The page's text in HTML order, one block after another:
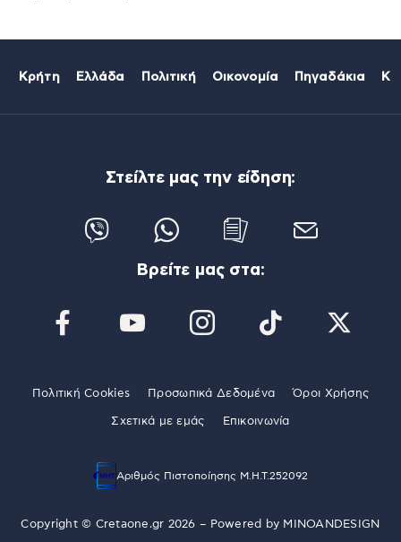
Κρήτη Ελλάδα Πολιτική Οικονομία Πηγαδάκια
Στείλτε μας την είδηση:
Βρείτε μας στα:
Πολιτική Cookies Προσωπικά Δεδομένα Όροι Χρήσης
Σχετικά με εμάς Επικοινωνία
Αριθμός Πιστοποίησης Μ.Η.Τ.252092
Copyright © Cretaone.gr 2026 – Powered by MINOANDESIGN